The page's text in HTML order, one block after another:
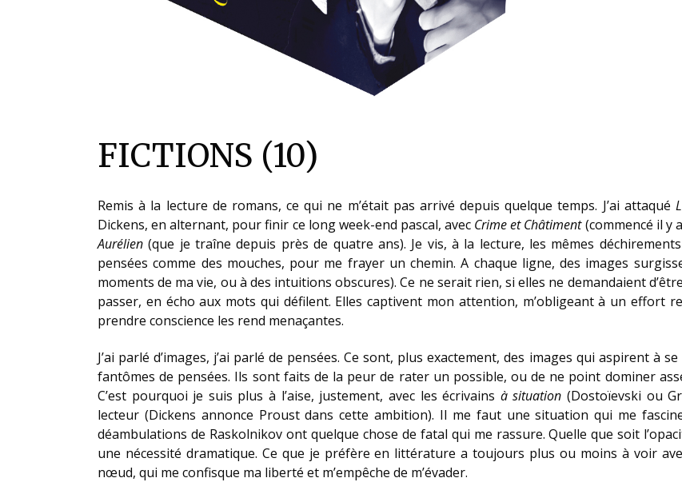
FICTIONS (10)
Remis à la lecture de romans, ce qui ne m’était pas arrivé depuis quelque temps. J’ai attaqué
Dickens, en alternant, pour finir ce long week-end pascal, avec Crime et Châtiment(commencé il y
Aurélien (que je traîne depuis près de quatre ans). Je vis, à la lecture, les mêmes
pensées comme des mouches, pour me frayer un chemin. A chaque ligne, des images
moments de ma vie, ou à des intuitions obscures). Ce ne serait rien, si elles ne demandaient
passer, en écho aux mots qui défilent. Elles captivent mon attention, m’obligeant à un effort
prendre conscience les rend menaçantes.
J’ai parlé d’images, j’ai parlé de pensées. Ce sont, plus exactement, des images qui aspirent à
fantômes de pensées. Ils sont faits de la peur de rater un possible, ou de ne point dominer
C’est pourquoi je suis plus à l’aise, justement, avec les écrivains à situation (Dostoïevski ou
lecteur (Dickens annonce Proust dans cette ambition). Il me faut une situation qui me
déambulations de Raskolnikov ont quelque chose de fatal qui me rassure. Quelle que soit
une nécessité dramatique. Ce que je préfère en littérature a toujours plus ou moins à voir
nœud, qui me confisque ma liberté et m’empêche de m’évader.